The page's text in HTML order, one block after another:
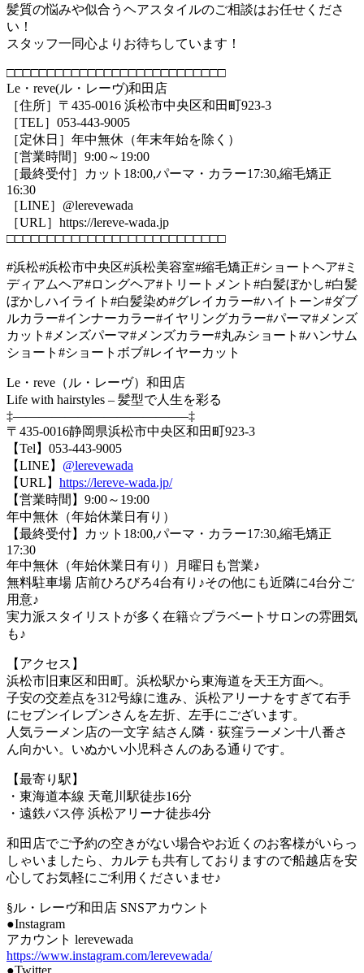
髪質の悩みや似合うヘアスタイルのご相談はお任せくださ
い！
スタッフ一同心よりお待ちしています！
□□□□□□□□□□□□□□□□□□□□□□□□□□□
Le・reve(ル・レーヴ)和田店
［住所］〒435-0016 浜松市中央区和田町923-3
［TEL］053-443-9005
［定休日］年中無休（年末年始を除く）
［営業時間］9:00～19:00
［最終受付］カット18:00,パーマ・カラー17:30,縮毛矯正
16:30
［LINE］@lerevewada
［URL］https://lereve-wada.jp
□□□□□□□□□□□□□□□□□□□□□□□□□□□
#浜松#浜松市中央区#浜松美容室#縮毛矯正#ショートヘア#ミ
ディアムヘア#ロングヘア#トリートメント#白髪ぼかし#白髪
ぼかしハイライト#白髪染め#グレイカラー#ハイトーン#ダブ
ルカラー#インナーカラー#イヤリングカラー#パーマ#メンズ
カット#メンズパーマ#メンズカラー#丸みショート#ハンサム
ショート#ショートボブ#レイヤーカット
Le・reve（ル・レーヴ）和田店
Life with hairstyles – 髪型で人生を彩る
‡—————————————–‡
〒435-0016静岡県浜松市中央区和田町923-3
【Tel】053-443-9005
【LINE】 @lerevewada
【URL】 https://lereve-wada.jp/
【営業時間】9:00～19:00
年中無休（年始休業日有り）
【最終受付】カット18:00,パーマ・カラー17:30,縮毛矯正
17:30
年中無休（年始休業日有り）月曜日も営業♪
無料駐車場 店前ひろびろ4台有り♪その他にも近隣に4台分ご
用意♪
実力派スタイリストが多く在籍☆プラベートサロンの雰囲気
も♪
【アクセス】
浜松市旧東区和田町。浜松駅から東海道を天王方面へ。
子安の交差点を312号線に進み、浜松アリーナをすぎて右手
にセブンイレブンさんを左折、左手にございます。
人気ラーメン店の一文字 結さん隣・荻窪ラーメン十八番さ
ん向かい。いぬかい小児科さんのある通りです。
【最寄り駅】
・東海道本線 天竜川駅徒歩16分
・遠鉄バス停 浜松アリーナ徒歩4分
和田店でご予約の空きがない場合やお近くのお客様がいらっ
しゃいましたら、カルテも共有しておりますので船越店を安
心してお気軽にご利用くださいませ♪
§ル・レーヴ和田店 SNSアカウント
●Instagram
アカウント lerevewada
https://www.instagram.com/lerevewada/
●Twitter